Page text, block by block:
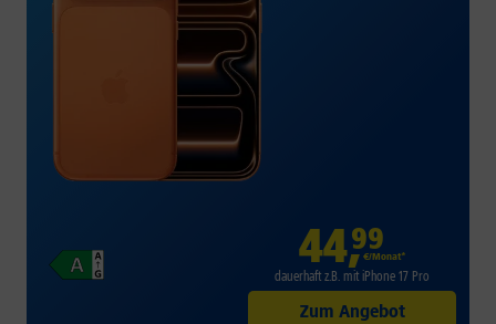
44,99
€/Monat*
dauerhaft z.B. mit iPhone 17 Pro
Zum Angebot